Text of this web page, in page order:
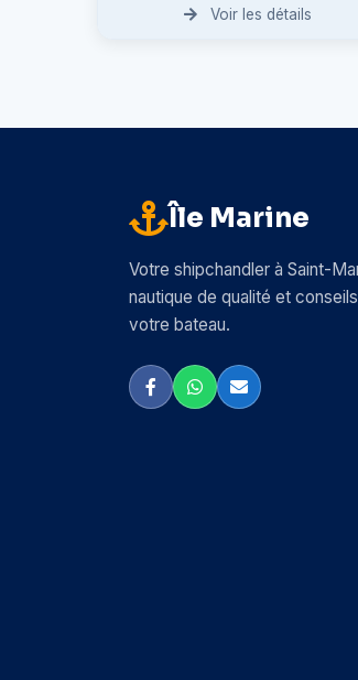
Voir les détails
Île Marine
Votre shipchandler à Saint-
nautique de qualité et
votre bateau.